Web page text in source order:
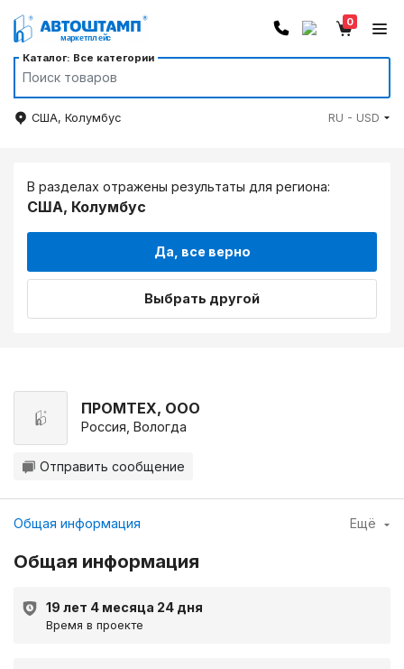
Каталог: Все категории
0
США, Колумбус RU - USD
В разделах отражены результаты для региона:
США, Колумбус
Да, все верно
Выбрать другой
ПРОМТЕХ, ООО
Россия, Вологда
Отправить сообщение
Общая информация Ещё
Общая информация
19 лет 4 месяца 24 дня
Время в проекте